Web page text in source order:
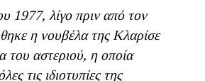
1977, λίγο πριν από τον
η νουβέλα της Κλαρίσε
αστεριού, η οποία
τις ιδιοτυπίες της